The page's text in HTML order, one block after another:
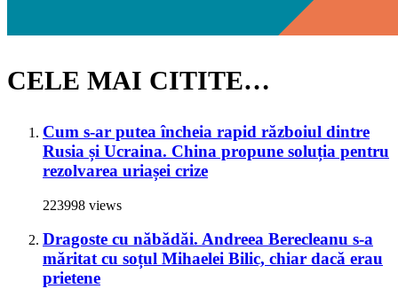
CELE MAI CITITE…
Cum s-ar putea încheia rapid războiul dintre
Rusia și Ucraina. China propune soluția pentru
rezolvarea uriașei crize
223998 views
Dragoste cu năbădăi. Andreea Berecleanu s-a
măritat cu soțul Mihaelei Bilic, chiar dacă erau
prietene